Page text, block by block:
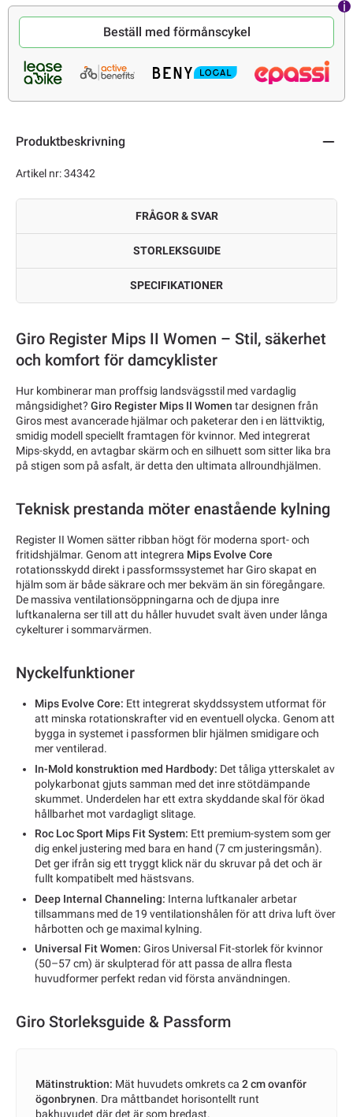
Beställ med förmånscykel
Produktbeskrivning
Artikel nr: 34342
FRÅGOR & SVAR
STORLEKSGUIDE
SPECIFIKATIONER
Giro Register Mips II Women – Stil, säkerhet
och komfort för damcyklister
Hur kombinerar man proffsig landsvägsstil med vardaglig
mångsidighet? Giro Register Mips II Women tar designen från
Giros mest avancerade hjälmar och paketerar den i en lättviktig,
smidig modell speciellt framtagen för kvinnor. Med integrerat
Mips-skydd, en avtagbar skärm och en silhuett som sitter lika bra
på stigen som på asfalt, är detta den ultimata allroundhjälmen.
Teknisk prestanda möter enastående kylning
Register II Women sätter ribban högt för moderna sport- och
fritidshjälmar. Genom att integrera Mips Evolve Core
rotationsskydd direkt i passformssystemet har Giro skapat en
hjälm som är både säkrare och mer bekväm än sin föregångare.
De massiva ventilationsöppningarna och de djupa inre
luftkanalerna ser till att du håller huvudet svalt även under långa
cykelturer i sommarvärmen.
Nyckelfunktioner
Mips Evolve Core: Ett integrerat skyddssystem utformat för
att minska rotationskrafter vid en eventuell olycka. Genom att
bygga in systemet i passformen blir hjälmen smidigare och
mer ventilerad.
In-Mold konstruktion med Hardbody: Det tåliga ytterskalet av
polykarbonat gjuts samman med det inre stötdämpande
skummet. Underdelen har ett extra skyddande skal för ökad
hållbarhet mot vardagligt slitage.
Roc Loc Sport Mips Fit System: Ett premium-system som ger
dig enkel justering med bara en hand (7 cm justeringsmån).
Det ger ifrån sig ett tryggt klick när du skruvar på det och är
fullt kompatibelt med hästsvans.
Deep Internal Channeling: Interna luftkanaler arbetar
tillsammans med de 19 ventilationshålen för att driva luft över
hårbotten och ge maximal kylning.
Universal Fit Women: Giros Universal Fit-storlek för kvinnor
(50–57 cm) är skulpterad för att passa de allra flesta
huvudformer perfekt redan vid första användningen.
Giro Storleksguide & Passform
Mätinstruktion: Mät huvudets omkrets ca 2 cm ovanför
ögonbrynen. Dra måttbandet horisontellt runt
bakhuvudet där det är som bredast.